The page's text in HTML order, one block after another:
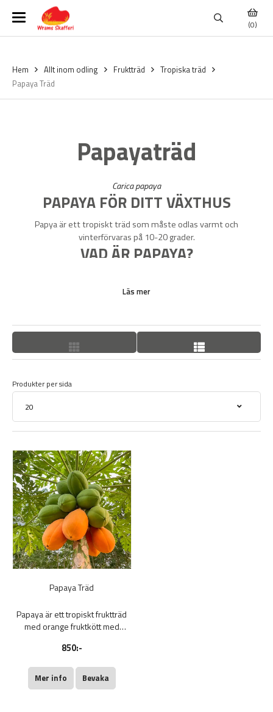
(0)
Hem Allt inom odling Fruktträd
Tropiska träd
Papaya Träd
Papayaträd
Carica papaya
PAPAYA FÖR DITT VÄXTHUS
Papya är ett tropiskt träd som måste odlas varmt och
vinterförvaras på 10-20 grader.
VAD ÄR PAPAYA?
kärnor inuti. Påminner om melon i konsistensen och har en
bäst är att plantera direkt i kruka för att begränsa höjden och för
att ev. kunna ha trädet utomhus under sommaren.
Läs mer
Produkter per sida
Papaya Träd
Papaya är ett tropiskt fruktträd
med orange fruktkött med
vinterförvaras och odlas i
850:-
Mer info Bevaka